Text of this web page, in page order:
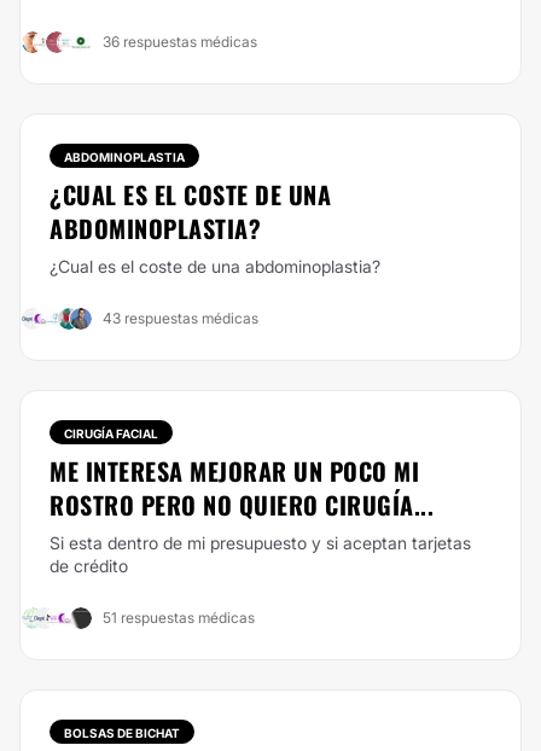
36 respuestas médicas
ABDOMINOPLASTIA
¿CUAL ES EL COSTE DE UNA
ABDOMINOPLASTIA?
¿Cual es el coste de una abdominoplastia?
43 respuestas médicas
CIRUGÍA FACIAL
ME INTERESA MEJORAR UN POCO MI
ROSTRO PERO NO QUIERO CIRUGÍA...
Si esta dentro de mi presupuesto y si aceptan tarjetas
de crédito
51 respuestas médicas
BOLSAS DE BICHAT